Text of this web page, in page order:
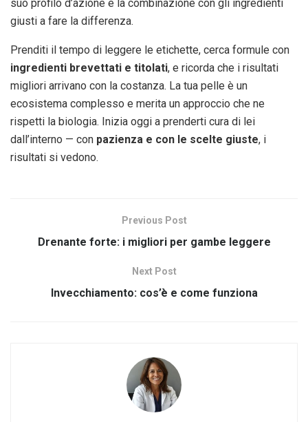
suo profilo d’azione e la combinazione con gli ingredienti
giusti a fare la differenza.
Prenditi il tempo di leggere le etichette, cerca formule con
ingredienti brevettati e titolati, e ricorda che i risultati
migliori arrivano con la costanza. La tua pelle è un
ecosistema complesso e merita un approccio che ne
rispetti la biologia. Inizia oggi a prenderti cura di lei
dall’interno — con pazienza e con le scelte giuste, i
risultati si vedono.
Previous Post
Drenante forte: i migliori per gambe leggere
Next Post
Invecchiamento: cos’è e come funziona